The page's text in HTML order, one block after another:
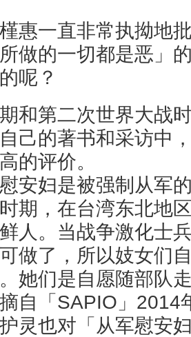
惠一直非常执拗地
做的一切都是恶」
呢？
和第二次世界大战
己的著书和采访中
的评价。
安妇是被强制从军
期，在台湾东北地
人。当战争激化士
做了，所以妓女们
她们是自愿随部队
自「SAPIO」2014
灵也对「从军慰安